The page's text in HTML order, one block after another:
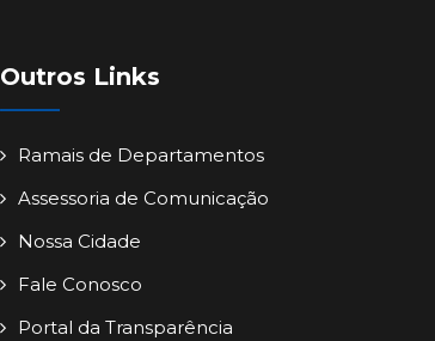
Outros Links
Ramais de Departamentos
Assessoria de Comunicação
Nossa Cidade
Fale Conosco
Portal da Transparência